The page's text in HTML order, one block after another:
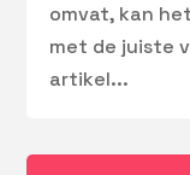
omvat, kan
met de juiste
artikel...